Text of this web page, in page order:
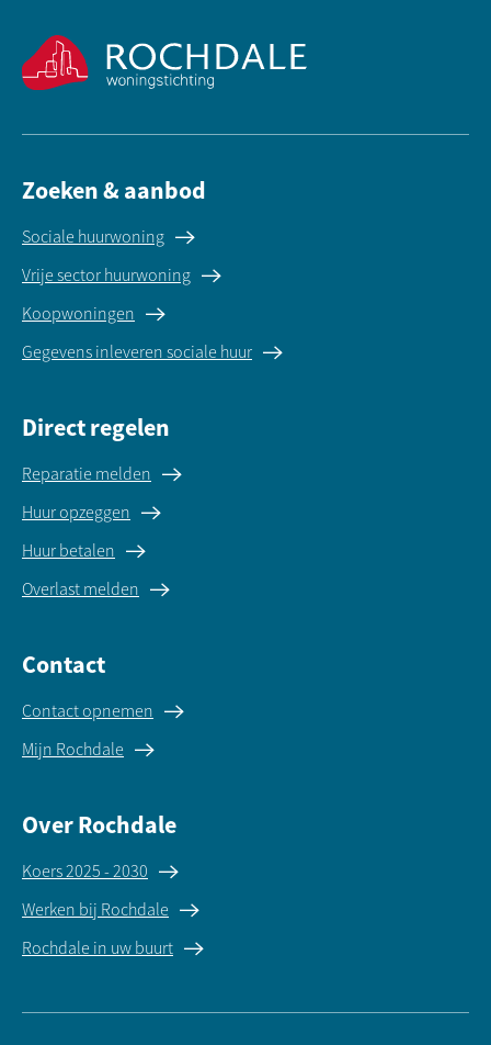
Zoeken & aanbod
Sociale huurwoning
Vrije sector huurwoning
Koopwoningen
Gegevens inleveren sociale huur
Direct regelen
Reparatie melden
Huur opzeggen
Huur betalen
Overlast melden
Contact
Contact opnemen
Mijn Rochdale
Over Rochdale
Koers 2025 - 2030
Werken bij Rochdale
Rochdale in uw buurt